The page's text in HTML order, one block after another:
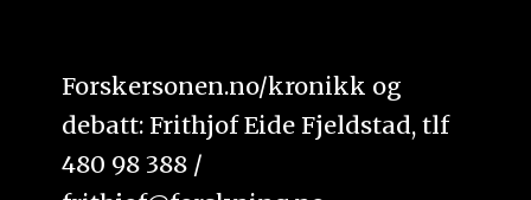
Forskersonen.no/kronikk og
debatt: Frithjof Eide Fjeldstad, tlf
480 98 388 /